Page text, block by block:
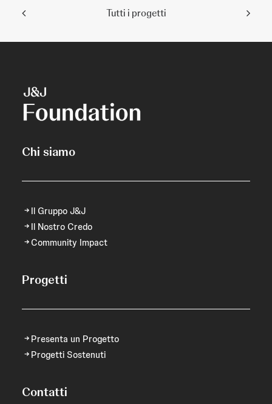
Tutti i progetti
Chi siamo
Il Gruppo J&J
Il Nostro Credo
Community Impact
Progetti
Presenta un Progetto
Progetti Sostenuti
Contatti